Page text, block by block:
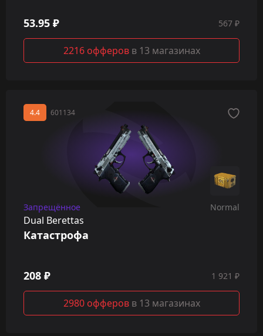
53.95 ₽ 567 ₽
2216 офферов в 13 магазинах
4.4 601134
Запрещённое Normal
Dual Berettas
Катастрофа
208 ₽ 1 921 ₽
2980 офферов в 13 магазинах